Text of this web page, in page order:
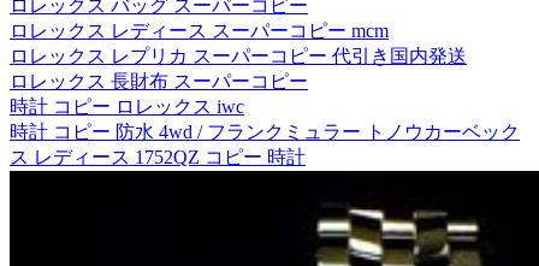
ロレックス バッグ スーパーコピー
ロレックス レディース スーパーコピー mcm
ロレックス レプリカ スーパーコピー 代引き国内発送
ロレックス 長財布 スーパーコピー
時計 コピー ロレックス iwc
時計 コピー 防水 4wd / フランクミュラー トノウカーベック
ス レディース 1752QZ コピー 時計